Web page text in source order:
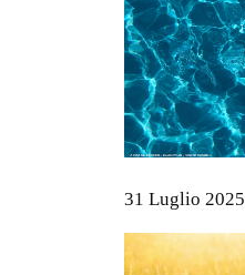
31 Luglio 2025